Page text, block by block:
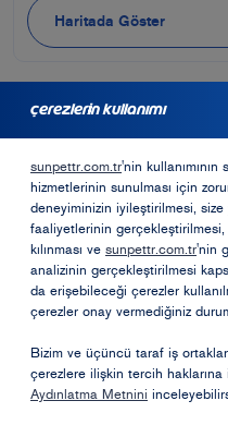
çerezlerin kullanımı
sunpettr.com.tr'nin
hizmetlerinin sunulması için
deneyiminizin iyileştirilmesi,
faaliyetlerinin gerçekleştirilmesi,
kılınması ve sunpettr.com.tr'nin
analizinin gerçekleştirilmesi
da erişebileceği çerezler
çerezler onay vermediğiniz
Bizim ve üçüncü taraf iş
çerezlere ilişkin tercih
Aydınlatma Metnini
Haritada Göster
Opet Sosyal